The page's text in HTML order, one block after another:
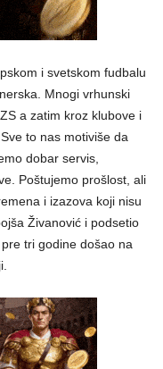
i svetskom fudbalu
Mnogi vrhunski
a zatim kroz klubove i
to nas motiviše da
dobar servis,
Poštujemo prošlost, ali
i izazova koji nisu
Živanović i podsetio
tri godine došao na